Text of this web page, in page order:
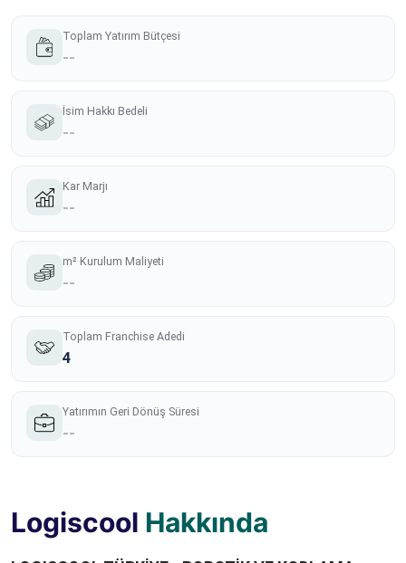
Toplam Yatırım Bütçesi
--
İsim Hakkı Bedeli
--
Kar Marjı
--
m² Kurulum Maliyeti
--
Toplam Franchise Adedi
4
Yatırımın Geri Dönüş Süresi
--
Logiscool Hakkında